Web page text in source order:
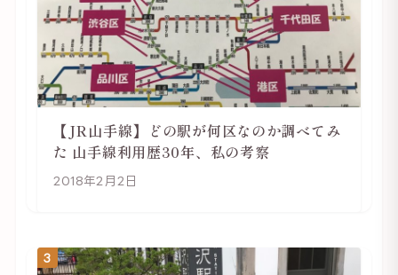
【JR山手線】どの駅が何区なのか調べてみ
た 山手線利用歴30年、私の考察
2018年2月2日
3